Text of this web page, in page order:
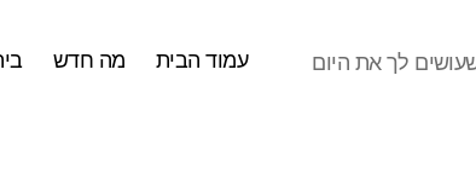
לך את היום עמוד הבית מה חדש